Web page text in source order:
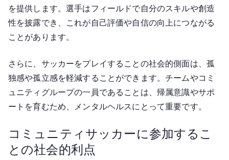
を提供します。選手はフィールドで自分のスキルや創造
性を披露でき、これが自己評価や自信の向上につながる
ことがあります。
さらに、サッカーをプレイすることの社会的側面は、孤
独感や孤立感を軽減することができます。チームやコミ
ュニティグループの一員であることは、帰属意識やサポ
ートを育むため、メンタルヘルスにとって重要です。
コミュニティサッカーに参加するこ
との社会的利点